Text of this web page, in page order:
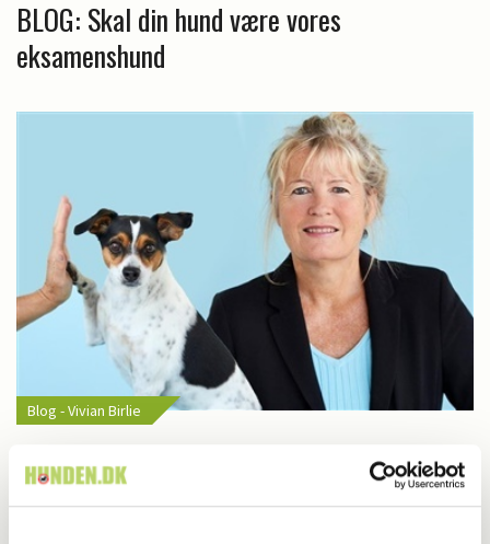
BLOG: Skal din hund være vores
eksamenshund
Blog - Vivian Birlie
BLOG: Crazy Dog Days på Lilleskov Slot